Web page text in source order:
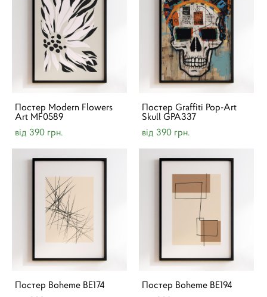
Постер Modern Flowers
Art MF0589
від 390 грн.
Постер Graffiti Pop-Art
Skull GPA337
від 390 грн.
Постер Boheme BE174
Постер Boheme BE194